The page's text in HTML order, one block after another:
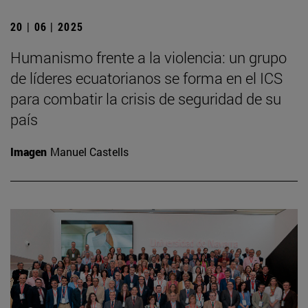
20 | 06 | 2025
Humanismo frente a la violencia: un grupo
de líderes ecuatorianos se forma en el ICS
para combatir la crisis de seguridad de su
país
Imagen Manuel Castells